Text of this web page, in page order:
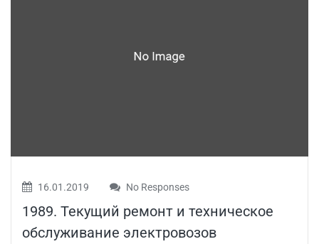
16.01.2019 No Responses
1989. Текущий ремонт и техническое
обслуживание электровозов